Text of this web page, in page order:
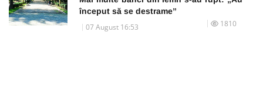
început să se destrame”
07 August 16:53 1810